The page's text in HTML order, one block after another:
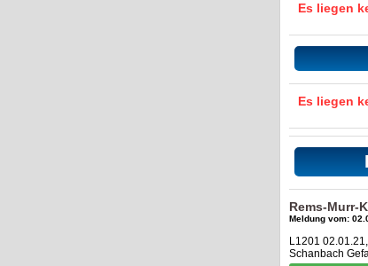
Es liegen
Es liegen
Rems-Murr-
Meldung vom:
L1201
Schanbach